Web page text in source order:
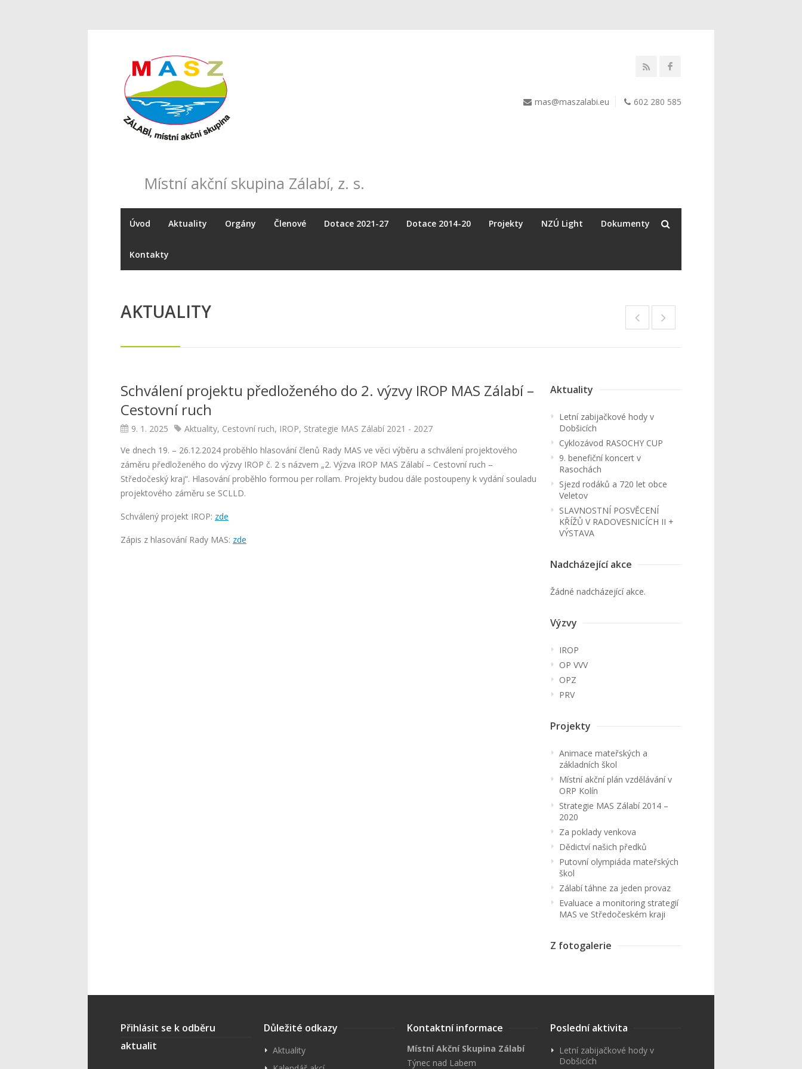
Místní akční skupina Zálabí, z. s.
mas@maszalabi.eu 602 280 585
Úvod Aktuality Orgány Členové Dotace 2021-27 Dotace 2014-20 Projekty NZÚ Light Dokumenty
Kontakty
AKTUALITY
Schválení projektu předloženého do 2. výzvy IROP MAS Zálabí –
Cestovní ruch
9. 1. 2025 Aktuality, Cestovní ruch, IROP, Strategie MAS Zálabí 2021 - 2027
Ve dnech 19. – 26.12.2024 proběhlo hlasování členů Rady MAS ve věci výběru a schválení projektového
záměru předloženého do výzvy IROP č. 2 s názvem „2. Výzva IROP MAS Zálabí – Cestovní ruch –
Středočeský kraj“. Hlasování proběhlo formou per rollam. Projekty budou dále postoupeny k vydání souladu
projektového záměru se SCLLD.
Schválený projekt IROP: zde
Zápis z hlasování Rady MAS: zde
Aktuality
Letní zabijačkové hody v
Dobšicích
Cyklozávod RASOCHY CUP
9. benefiční koncert v
Rasochách
Sjezd rodáků a 720 let obce
Veletov
SLAVNOSTNÍ POSVĚCENÍ
KŘÍŽŮ V RADOVESNICÍCH II +
VÝSTAVA
Nadcházející akce
Žádné nadcházející akce.
Výzvy
IROP
OP VVV
OPZ
PRV
Projekty
Animace mateřských a
základních škol
Místní akční plán vzdělávání v
ORP Kolín
Strategie MAS Zálabí 2014 –
2020
Za poklady venkova
Dědictví našich předků
Putovní olympiáda mateřských
škol
Zálabí táhne za jeden provaz
Evaluace a monitoring strategií
MAS ve Středočeském kraji
Z fotogalerie
Přihlásit se k odběru
aktualit
Důležité odkazy
Aktuality
Kontaktní informace
Místní Akční Skupina Zálabí
Týnec nad Labem
Poslední aktivita
Letní zabijačkové hody v
Dobšicích